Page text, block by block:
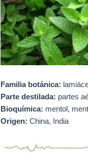
Familia botánica:
Parte destilada: partes
Bioquímica: mentol,
Origen: China, India